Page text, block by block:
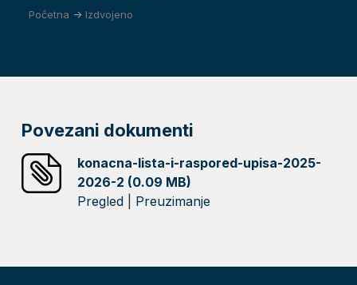
Početna -> Izdvojeno
Povezani dokumenti
konacna-lista-i-raspored-upisa-2025-
2026-2 (0.09 MB)
Pregled
Preuzimanje